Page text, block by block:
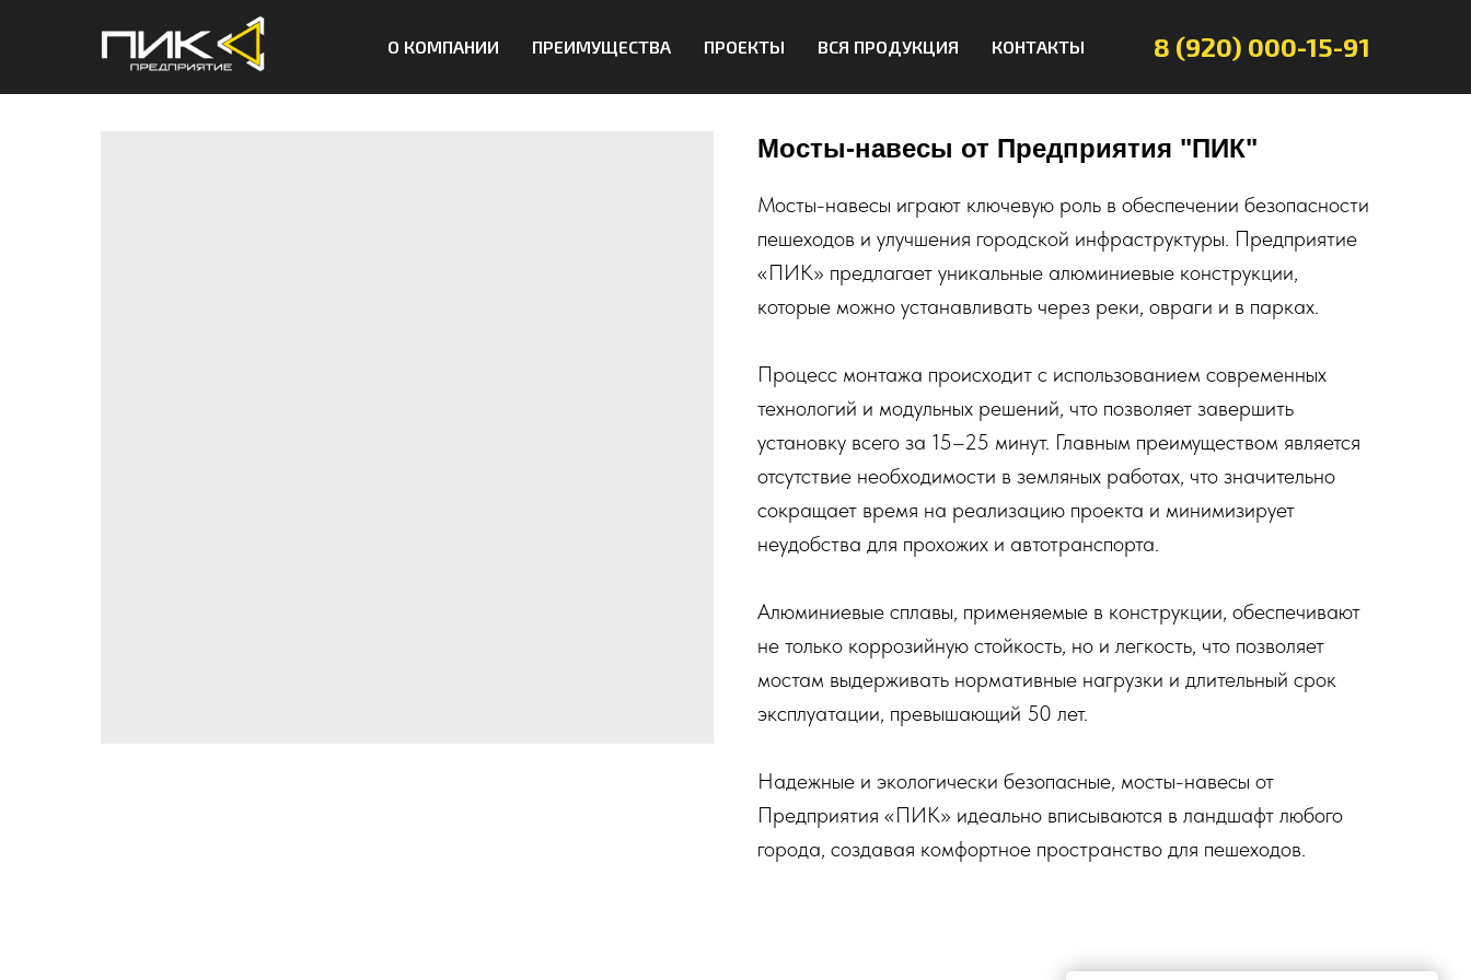
О КОМПАНИИ ПРЕИМУЩЕСТВА ПРОЕКТЫ ВСЯ ПРОДУКЦИЯ КОНТАКТЫ 8 (920) 000-15-91
Мосты-навесы от Предприятия "ПИК"
Мосты-навесы играют ключевую роль в обеспечении безопасности
пешеходов и улучшения городской инфраструктуры. Предприятие
«ПИК» предлагает уникальные алюминиевые конструкции,
которые можно устанавливать через реки, овраги и в парках.
Процесс монтажа происходит с использованием современных
технологий и модульных решений, что позволяет завершить
установку всего за 15–25 минут. Главным преимуществом является
отсутствие необходимости в земляных работах, что значительно
сокращает время на реализацию проекта и минимизирует
неудобства для прохожих и автотранспорта.
Алюминиевые сплавы, применяемые в конструкции, обеспечивают
не только коррозийную стойкость, но и легкость, что позволяет
мостам выдерживать нормативные нагрузки и длительный срок
эксплуатации, превышающий 50 лет.
Надежные и экологически безопасные, мосты-навесы от
Предприятия «ПИК» идеально вписываются в ландшафт любого
города, создавая комфортное пространство для пешеходов.